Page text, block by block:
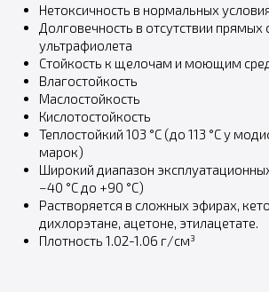
Нетоксичность в нормальных
Долговечность в отсутствии прямых
ультрафиолета
Стойкость к щелочам и моющим
Влагостойкость
Маслостойкость
Кислотостойкость
Теплостойкий 103 °C (до 113 °C у
марок)
Широкий диапазон
−40 °C до +90 °C)
Растворяется в сложных эфирах,
дихлорэтане, ацетоне, этилацетате.
Плотность 1.02-1.06 г/см³